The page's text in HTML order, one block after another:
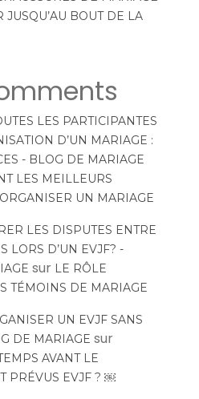
JUSQU’AU BOUT DE LA
LES PARTICIPANTES
D’UN MARIAGE :
- BLOG DE MARIAGE
LES MEILLEURS
UN MARIAGE
LES DISPUTES ENTRE
LORS D’UN EVJF? -
sur LE RÔLE
TÉMOINS DE MARIAGE
UN EVJF SANS
DE MARIAGE sur
AVANT LE
PRÉVUS EVJF ? ￼